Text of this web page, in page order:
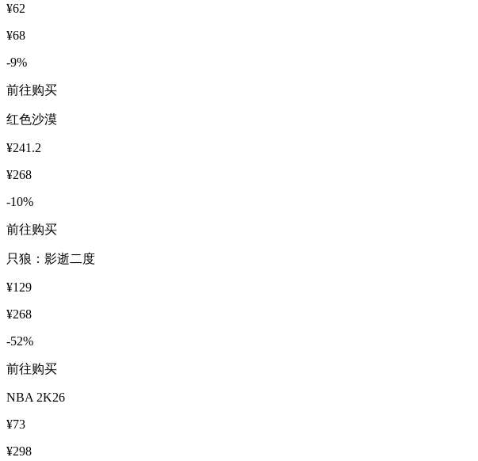
¥62
¥68
-9%
前往购买
红色沙漠
¥241.2
¥268
-10%
前往购买
只狼：影逝二度
¥129
¥268
-52%
前往购买
NBA 2K26
¥73
¥298